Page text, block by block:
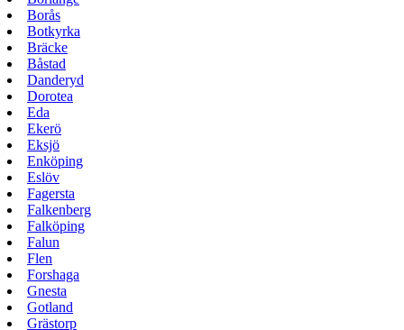
Borås
Botkyrka
Bräcke
Båstad
Danderyd
Dorotea
Eda
Ekerö
Eksjö
Enköping
Eslöv
Fagersta
Falkenberg
Falköping
Falun
Flen
Forshaga
Gnesta
Gotland
Grästorp